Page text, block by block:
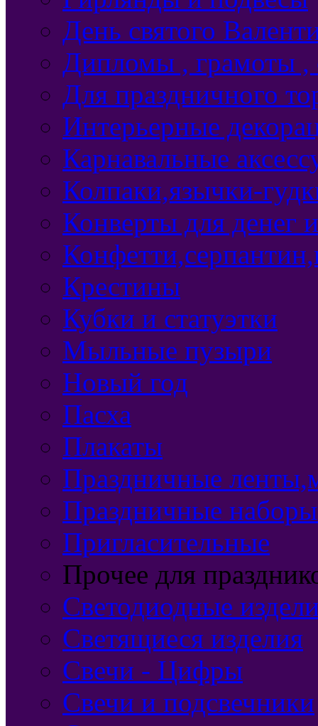
День святого
Дипломы , грамоты ,
Для праздничного
Интерьерные
Карнавальные
Колпаки,язычки-
Конверты для денег
Крестины
Кубки и статуэтки
Мыльные пузыри
Новый год
Пасха
Плакаты
Праздничные
Праздничные
Пригласительные
Прочее для
Светодиодные
Светящиеся изделия
Свечи - Цифры
Свечи и подсвечники